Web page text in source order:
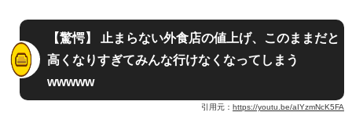
【驚愕】 止まらない外食店の値上げ、このままだと
高くなりすぎてみんな行けなくなってしまう
wwwww
引用元： https://youtu.be/aIYzmNcK5FA